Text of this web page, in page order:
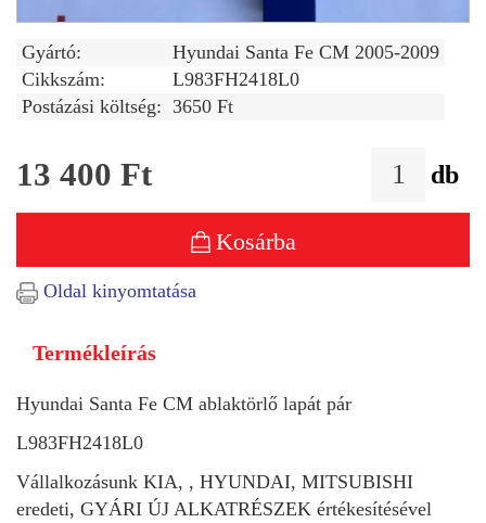
Gyártó:
Hyundai Santa Fe CM 2005-2009
Cikkszám:
L983FH2418L0
Postázási költség: 3650 Ft
13 400 Ft db
Kosárba
Oldal kinyomtatása
Termékleírás
Hyundai Santa Fe CM ablaktörlő lapát pár
L983FH2418L0
Vállalkozásunk KIA, , HYUNDAI, MITSUBISHI
eredeti, GYÁRI ÚJ ALKATRÉSZEK értékesítésével